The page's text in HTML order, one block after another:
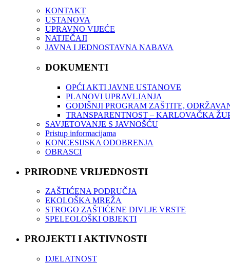
KONTAKT
USTANOVA
UPRAVNO VIJEĆE
NATJEČAJI
JAVNA I JEDNOSTAVNA NABAVA
DOKUMENTI
OPĆI AKTI JAVNE USTANOVE
PLANOVI UPRAVLJANJA
GODIŠNJI PROGRAM ZAŠTITE,
TRANSPARENTNOST – KARLOVAČKA
SAVJETOVANJE S JAVNOŠĆU
Pristup informacijama
KONCESIJSKA ODOBRENJA
OBRASCI
PRIRODNE VRIJEDNOSTI
ZAŠTIĆENA PODRUČJA
EKOLOŠKA MREŽA
STROGO ZAŠTIĆENE DIVLJE VRSTE
SPELEOLOŠKI OBJEKTI
PROJEKTI I AKTIVNOSTI
DJELATNOST